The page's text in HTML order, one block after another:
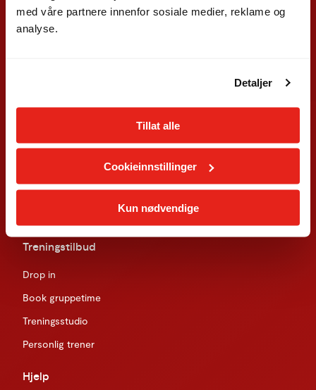
med våre partnere innenfor sosiale medier, reklame og
analyse.
Detaljer
Tillat alle
Cookieinnstillinger
Kun nødvendige
Åpning- og bemanningstider
WhistleBlower
Treningstilbud
Drop in
Book gruppetime
Treningsstudio
Personlig trener
Hjelp